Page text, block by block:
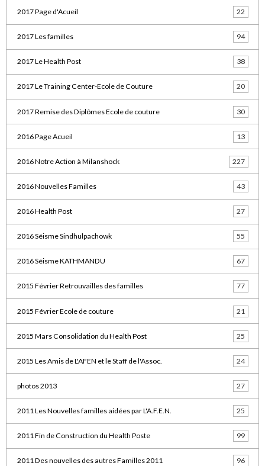
2017 Page d'Acueil 22
2017 Les familles 94
2017 Le Health Post 38
2017 Le Training Center-Ecole de Couture 20
2017 Remise des Diplômes Ecole de couture 30
2016 Page Acueil 13
2016 Notre Action à Milanshock 227
2016 Nouvelles Familles 43
2016 Health Post 27
2016 Séisme Sindhulpachowk 55
2016 Séisme KATHMANDU 67
2015 Février Retrouvailles des familles 77
2015 Février Ecole de couture 21
2015 Mars Consolidation du Health Post 25
2015 Les Amis de L'AFEN et le Staff de l'Assoc. 24
photos 2013 27
2011 Les Nouvelles familles aidées par L'A.F.E.N. 25
2011 Fin de Construction du Health Poste 99
2011 Des nouvelles des autres Familles 2011 96